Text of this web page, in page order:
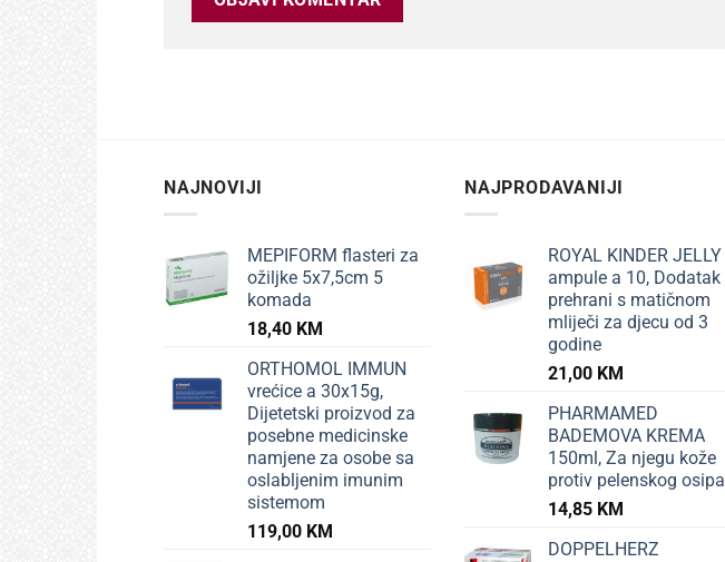
NAJNOVIJI
MEPIFORM flasteri za
ožiljke 5x7,5cm 5
komada
18,40 KM
ORTHOMOL IMMUN
vrećice a 30x15g,
Dijetetski proizvod za
posebne medicinske
namjene za osobe sa
oslabljenim imunim
sistemom
119,00 KM
NAJPRODAVANIJI
ROYAL KINDER JELLY
ampule a 10, Dodatak
prehrani s matičnom
mliječi za djecu od 3
godine
21,00 KM
PHARMAMED
BADEMOVA KREMA
150ml, Za njegu kože
protiv pelenskog osipa
14,85 KM
DOPPELHERZ